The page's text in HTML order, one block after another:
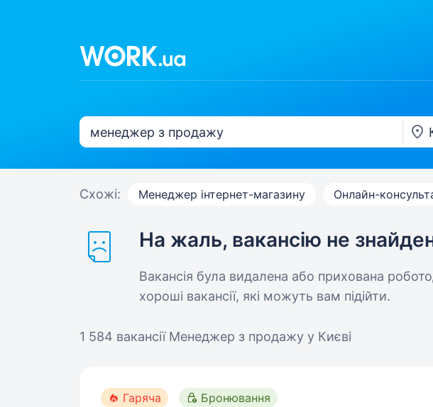
Схожі: Менеджер інтернет-магазину Онлайн-
На жаль, вакансію не
Вакансія була видалена або прихована
хороші вакансії, які можуть вам підійти.
1 584 вакансії Менеджер з продажу у Києві
Гаряча Бронювання